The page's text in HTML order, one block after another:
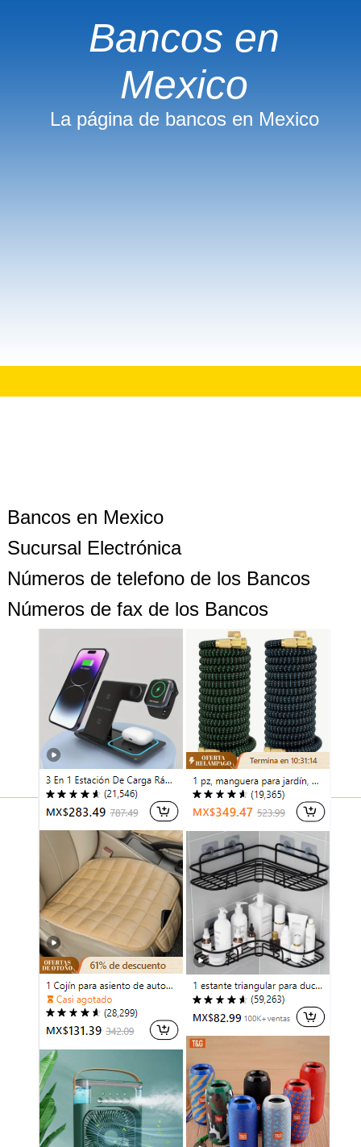
Bancos en
Mexico
La página de bancos en Mexico
Bancos en Mexico
Sucursal Electrónica
Números de telefono de los Bancos
Números de fax de los Bancos